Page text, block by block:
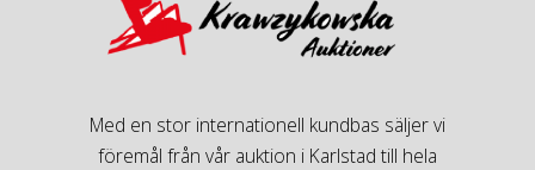
Med en stor internationell kundbas säljer vi
föremål från vår auktion i Karlstad till hela